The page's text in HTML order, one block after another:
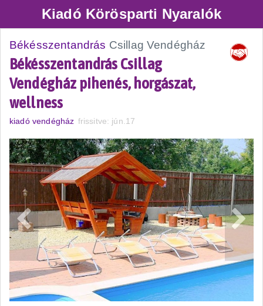
Kiadó Körösparti Nyaralók
Békésszentandrás Csillag Vendégház
Békésszentandrás Csillag
Vendégház pihenés, horgászat,
wellness
kiadó vendégház frissitve: jún.17